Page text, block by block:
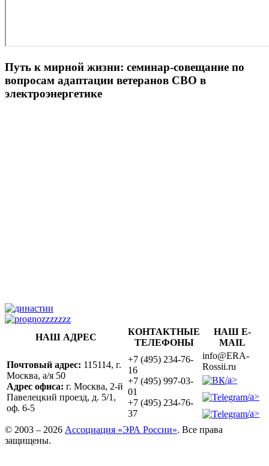
Путь к мирной жизни: семинар-совещание по
вопросам адаптации ветеранов СВО в
электроэнергетике
НАШ АДРЕС
КОНТАКТНЫЕ
ТЕЛЕФОНЫ
НАШ E-
MAIL
Почтовый адрес: 115114, г.
Москва, а/я 50
Адрес офиса: г. Москва, 2-й
Павелецкий проезд, д. 5/1,
оф. 6-5
+7 (495) 234-76-
16
+7 (495) 997-03-
01
+7 (495) 234-76-
37
info@ERA-
Rossii.ru
/a>
/a>
/a>
© 2003 – 2026 Ассоциация «ЭРА России». Все права
защищены.